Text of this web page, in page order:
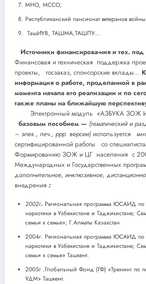
МНО, МССО;
Республиканский пансионат ветеранов
ТашИУВ, ТАШМА,ТАШПУ…
Источники финансирова-ния и тех.
Финансовая и техническая поддержка
проекты, госзаказ, спонсорские вклады…
информация о работе, проделанной в
момента начала его реализации и по
также планы на ближайшую
Электронный модуль «АЗБУКА ЗОЖ
базовым пособием — (тематический и
– элек., печ., ррр версии) используется
сертифицированной работы со
Формированию ЗОЖ и ЦГ населения с
Международных и Государственных
дополнительное, инклюзивное,
внедрения :
2002г. Региональная программа ЮСАИД
наркотики в Узбекистане и Таджикистане;
семьи к семье»; Г.Алматы Казахстан
2004г. Региональная программа ЮСАИД
наркотики в Узбекистане и Таджикистане;
семьи к семье» Ташкент.
2005г .Глобальный Фонд (ГФ) «Тренинг по
УДМ» Ташкент.